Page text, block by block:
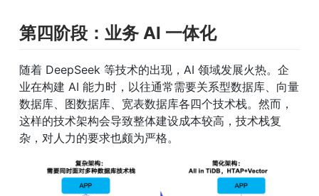
第四阶段：业务 AI 一体化
随着 DeepSeek 等技术的出现，AI 领域发展火热。企
业在构建 AI 能力时，以往通常需要关系型数据库、向量
数据库、图数据库、宽表数据库各四个技术栈。然而，
这样的技术架构会导致整体建设成本较高，技术栈复
杂，对人力的要求也颇为严格。